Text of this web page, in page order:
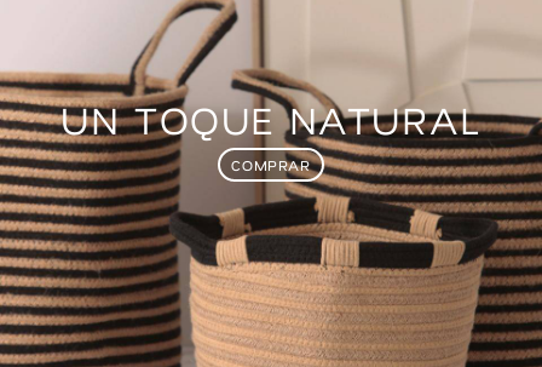
UN TOQUE NATURAL
COMPRAR